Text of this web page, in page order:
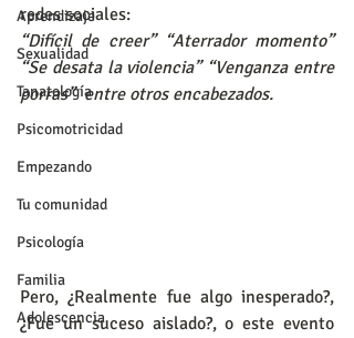
Aprendizaje
Sexualidad
Tanatología
Psicomotricidad
Empezando
Tu comunidad
Psicología
Familia
Adolescencia
redes sociales:
“Difícil de creer” “Aterrador momento”
“Se desata la violencia” “Venganza entre
porras”  entre otros encabezados.
Pero, ¿Realmente fue algo inesperado?,
¿Fue un suceso aislado?, o este evento